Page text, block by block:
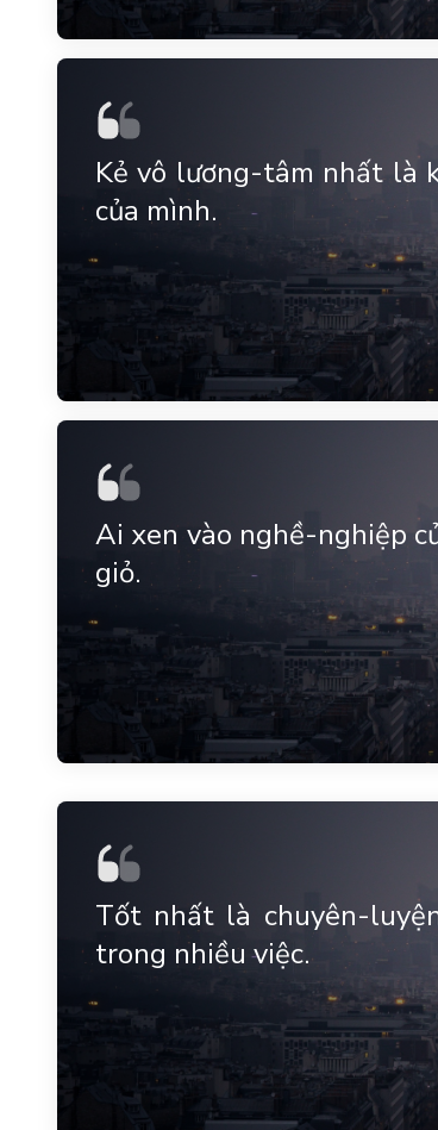
Kẻ vô lương-tâm nhất là
của mình.
Ai xen vào nghề-nghiệp
giỏ.
Tốt nhất là chuyên-
trong nhiều việc.